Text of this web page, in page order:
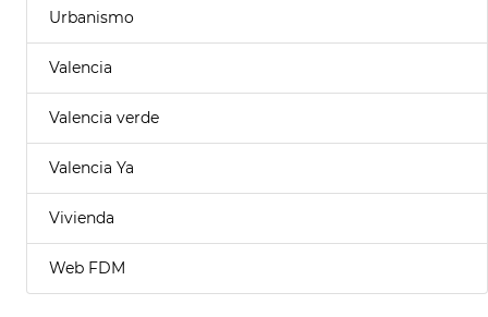
Urbanismo
Valencia
Valencia verde
Valencia Ya
Vivienda
Web FDM